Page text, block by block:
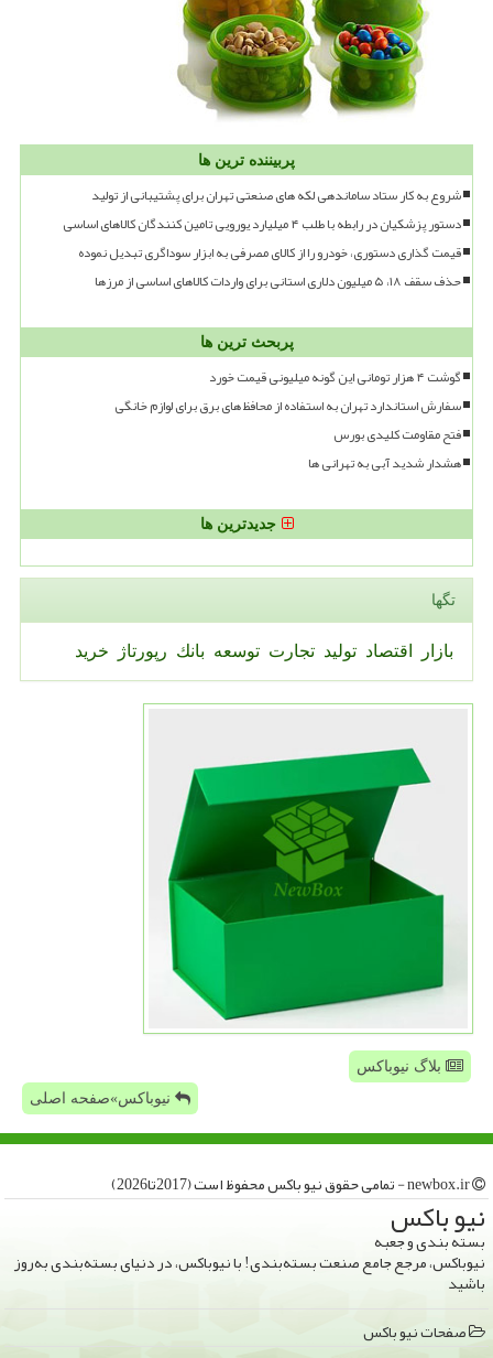
پربیننده ترین ها
شروع به کار ستاد ساماندهی لکه های صنعتی تهران برای پشتیبانی از تولید
دستور پزشکیان در رابطه با طلب ۴ میلیارد یورویی تامین کنندگان کالاهای اساسی
قیمت گذاری دستوری، خودرو را از کالای مصرفی به ابزار سوداگری تبدیل نموده
حذف سقف ۱۸، ۵ میلیون دلاری استانی برای واردات کالاهای اساسی از مرزها
پربحث ترین ها
گوشت ۴ هزار تومانی این گونه میلیونی قیمت خورد
سفارش استاندارد تهران به استفاده از محافظ های برق برای لوازم خانگی
فتح مقاومت کلیدی بورس
هشدار شدید آبی به تهرانی ها
جدیدترین ها
تگها
بازار اقتصاد تولید تجارت توسعه بانك رپورتاژ خرید
بلاگ نیوباکس
نیوباکس»صفحه اصلی
نیو باكس
بسته بندی و جعبه
نیوباکس، مرجع جامع صنعت بسته‌بندی! با نیوباکس، در دنیای بسته‌بندی به‌روز
باشید
صفحات نیو باكس